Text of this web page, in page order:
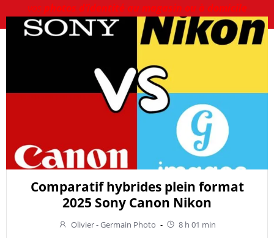
vos photos d’identité au magasin ou à domicile
Comparatif hybrides plein format
2025 Sony Canon Nikon
Olivier - Germain Photo - 8 h 01 min